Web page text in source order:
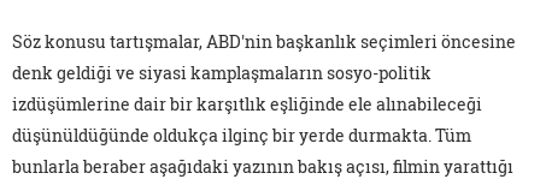
Söz konusu tartışmalar, ABD'nin başkanlık seçimleri öncesine
denk geldiği ve siyasi kamplaşmaların sosyo-politik
izdüşümlerine dair bir karşıtlık eşliğinde ele alınabileceği
düşünüldüğünde oldukça ilginç bir yerde durmakta. Tüm
bunlarla beraber aşağıdaki yazının bakış açısı, filmin yarattığı